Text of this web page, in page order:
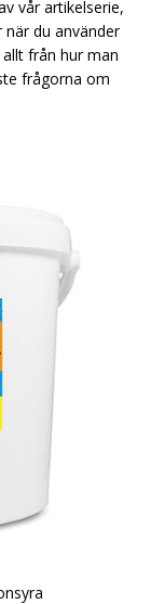
vår artikelserie,
du använder
från hur man
frågorna om